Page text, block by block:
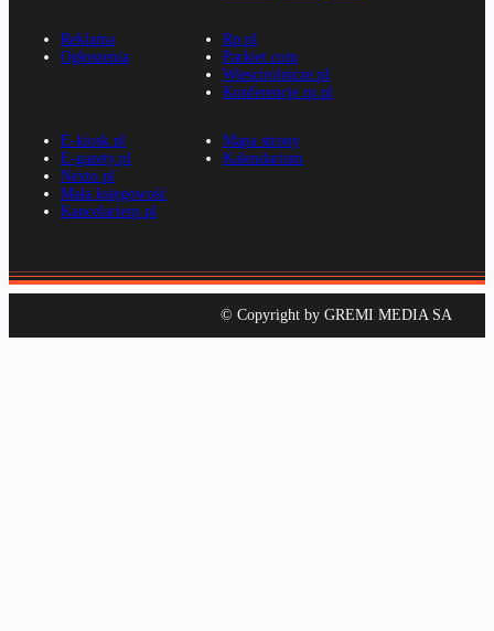
Reklama
Ogłoszenia
Rp.pl
Parkiet.com
Wiescirolnicze.pl
Konferencje.rp.pl
E-kiosk.pl
E-gazety.pl
Nexto.pl
Mała księgowość
Kancelarierp.pl
Mapa strony
Kalendarium
© Copyright by GREMI MEDIA SA